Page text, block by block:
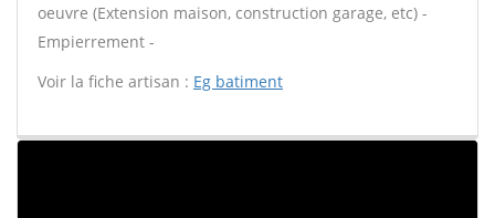
oeuvre (Extension maison, construction garage, etc) -
Empierrement -
Voir la fiche artisan : Eg batiment